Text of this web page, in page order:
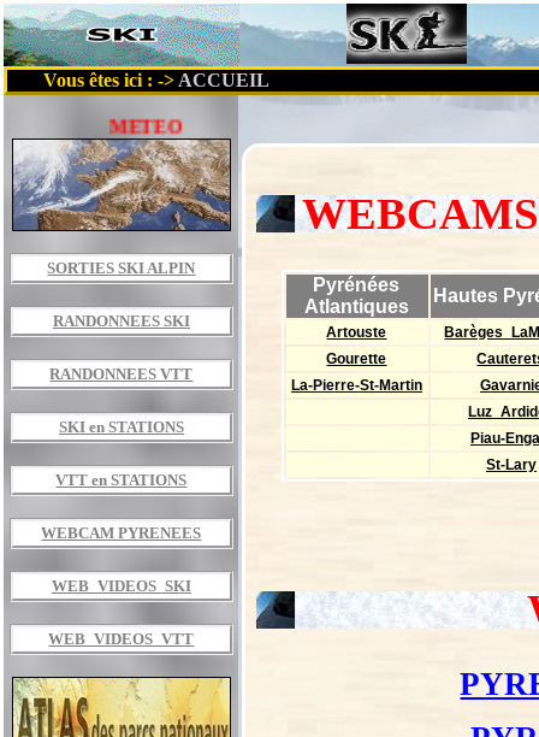
Vous êtes ici : -> ACCUEIL
SORTIES SKI ALPIN
RANDONNEES SKI
RANDONNEES VTT
SKI en STATIONS
VTT en STATIONS
WEBCAM PYRENEES
WEB_VIDEOS_SKI
WEB_VIDEOS_VTT
Pyrénées
Atlantiques
Hautes
Artouste
Gourette
La-Pierre-St-Martin
Piau-
St-Lary